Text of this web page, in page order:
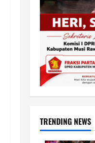
TRENDING NEWS